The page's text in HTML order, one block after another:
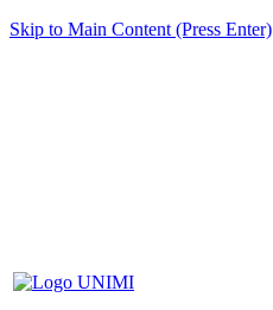
Skip to Main Content (Press Enter)